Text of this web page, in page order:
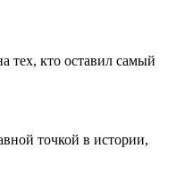
тех, кто оставил самый
точкой в истории,